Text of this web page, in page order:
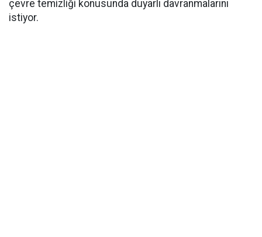
çevre temizliği konusunda duyarlı davranmalarını
istiyor.